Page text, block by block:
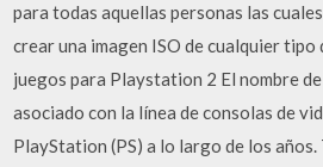
para todas aquellas personas las
crear una imagen ISO de cualquier tipo
juegos para Playstation 2 El nombre
asociado con la línea de consolas de
PlayStation (PS) a lo largo de los